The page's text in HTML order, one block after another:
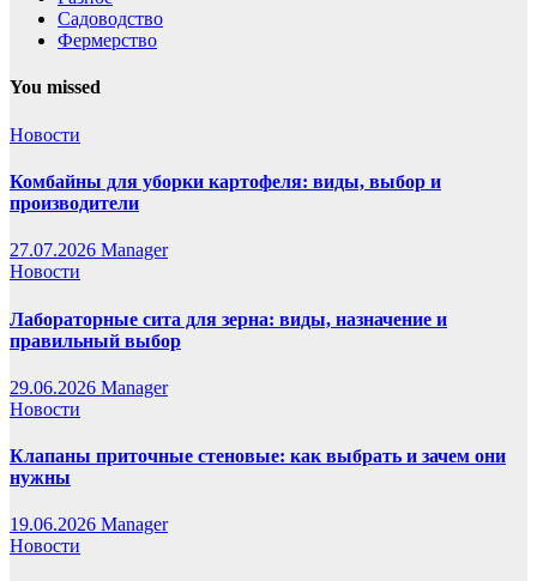
Садоводство
Фермерство
You missed
Новости
Комбайны для уборки картофеля: виды, выбор и
производители
27.07.2026 Manager
Новости
Лабораторные сита для зерна: виды, назначение и
правильный выбор
29.06.2026 Manager
Новости
Клапаны приточные стеновые: как выбрать и зачем они
нужны
19.06.2026 Manager
Новости